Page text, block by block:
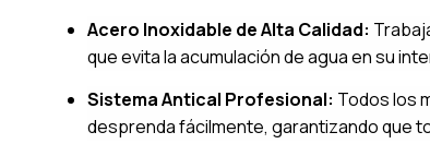
Acero Inoxidable de Alta Calidad:
que evita la acumulación de agua en su
Sistema Antical Profesional: Todos los
desprenda fácilmente, garantizando que